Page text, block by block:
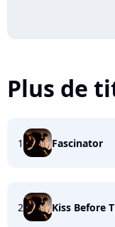
Plus de
1 Fascinator
2 Kiss Before